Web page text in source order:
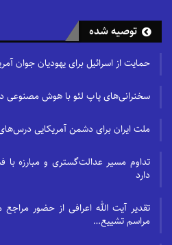
توصیه شده
حمایت از اسرائیل برای یهودیان جوان
سخنرانی‌های پاپ لئو با هوش مصنوعی
ملت ایران برای دشمن آمریکایی
تداوم مسیر عدالت‌گستری و مبارزه با
دارد
تقدیر آیت الله اعرافی از حضور
مراسم تشییع…